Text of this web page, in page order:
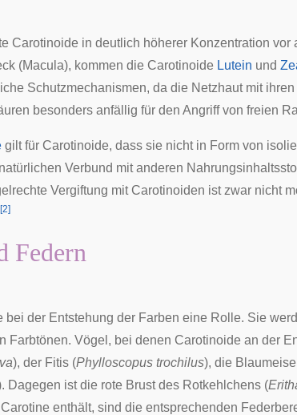
Carotinoide in deutlich höherer Konzentration
(Macula), kommen die Carotinoide Lutein und
Schutzmechanismen, da die Netzhaut mit
besonders anfällig für den Angriff von freien
gilt für Carotinoide, dass sie nicht in Form von
Verbund mit anderen
Vergiftung mit Carotinoiden ist zwar nicht
[2]
Federn
der Entstehung der Farben eine Rolle. Sie
Farbtönen. Vögel, bei denen Carotinoide an der
), der Fitis (Phylloscopus trochilus), die Blaumeise
Dagegen ist die rote Brust des Rotkehlchens (
enthält, sind die entsprechenden